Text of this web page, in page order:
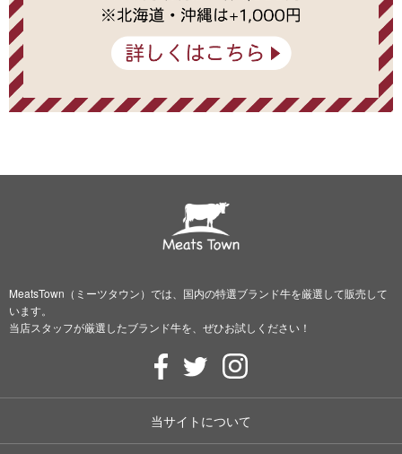
MeatsTown（ミーツタウン）では、国内の特選ブランド牛を厳選して販売して
います。
当店スタッフが厳選したブランド牛を、ぜひお試しください！
当サイトについて